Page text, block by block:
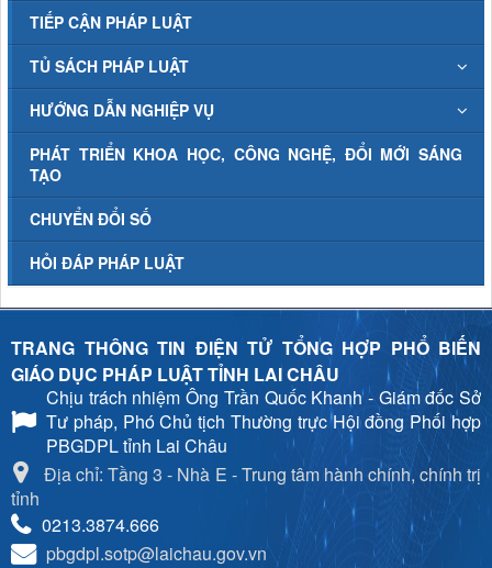
TIẾP CẬN PHÁP LUẬT
TỦ SÁCH PHÁP LUẬT
HƯỚNG DẪN NGHIỆP VỤ
PHÁT TRIỂN KHOA HỌC, CÔNG NGHỆ, ĐỔI MỚI SÁNG
TẠO
CHUYỂN ĐỔI SỐ
HỎI ĐÁP PHÁP LUẬT
TRANG THÔNG TIN ĐIỆN TỬ TỔNG HỢP PHỔ BIẾN
GIÁO DỤC PHÁP LUẬT TỈNH LAI CHÂU
Chịu trách nhiệmÔng Trần Quốc Khanh - Giám đốc Sở
Tư pháp, Phó Chủ tịch Thường trực Hội đồng Phối hợp
PBGDPL tỉnh Lai Châu
Địa chỉ: Tầng 3 - Nhà E - Trung tâm hành chính, chính trị
tỉnh
0213.3874.666
pbgdpl.sotp@laichau.gov.vn